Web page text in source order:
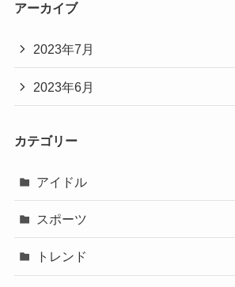
アーカイブ
2023年7月
2023年6月
カテゴリー
アイドル
スポーツ
トレンド